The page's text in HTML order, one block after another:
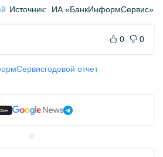
Источник: ИА «БанкИнформСервис»
0 0
годовой отчет